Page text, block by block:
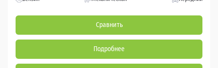
Сравнить
Подробнее